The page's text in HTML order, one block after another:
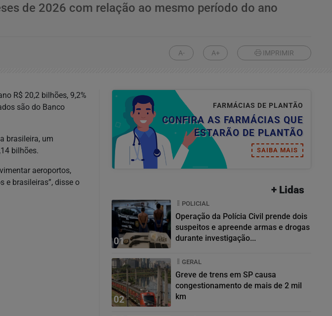
de 2026 com relação ao mesmo período do ano
A- A+ IMPRIMIR
R$ 20,2 bilhões, 9,2%
são do Banco
brasileira, um
bilhões.
aeroportos,
e brasileiras”, disse o
FARMÁCIAS DE PLANTÃO
CONFIRA AS FARMÁCIAS QUE
ESTARÃO DE PLANTÃO
SAIBA MAIS
+ Lidas
01
POLICIAL
Operação da Polícia Civil prende dois
suspeitos e apreende armas e drogas
durante investigação...
02
GERAL
Greve de trens em SP causa
congestionamento de mais de 2 mil
km